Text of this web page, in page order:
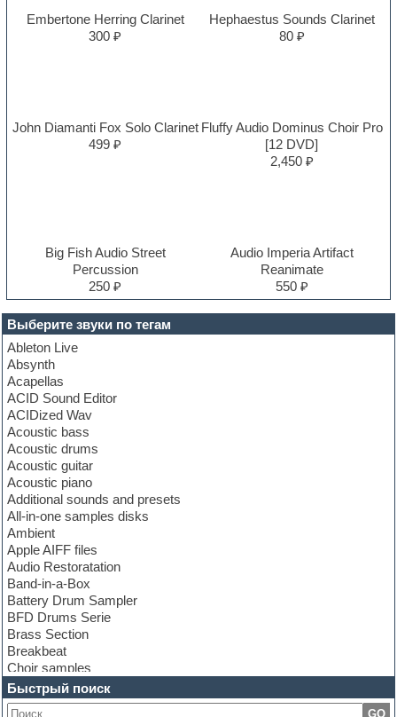
Выберите звуки по тегам
Ableton Live
Absynth
Acapellas
ACID Sound Editor
ACIDized Wav
Acoustic bass
Acoustic drums
Acoustic guitar
Acoustic piano
Additional sounds and presets
All-in-one samples disks
Ambient
Apple AIFF files
Audio Restoratation
Band-in-a-Box
Battery Drum Sampler
BFD Drums Serie
Brass Section
Breakbeat
Choir samples
Chris Hein Samples
Cinematic samples
Быстрый поиск
GO
Embertone Herring Clarinet
300 ₽
Hephaestus Sounds Clarinet
80 ₽
John Diamanti Fox Solo Clarinet
499 ₽
Fluffy Audio Dominus Choir Pro
[12 DVD]
2,450 ₽
Big Fish Audio Street
Percussion
250 ₽
Audio Imperia Artifact
Reanimate
550 ₽